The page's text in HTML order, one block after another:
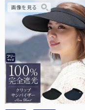
ロサブランの折りたた
サイズに迷われた方にま
広めのつばであれば首後